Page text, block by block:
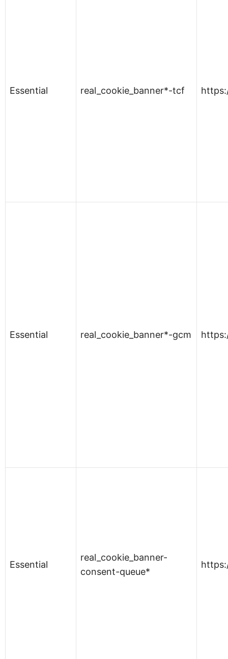
Essential real_cookie_banner*-tcf
Essential real_cookie_banner*-gcm
Essential
real_cookie_banner-
consent-queue*